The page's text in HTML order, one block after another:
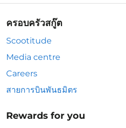
ครอบครัวสกู๊ต
Scootitude
Media centre
Careers
สายการบินพันธมิตร
Rewards for you